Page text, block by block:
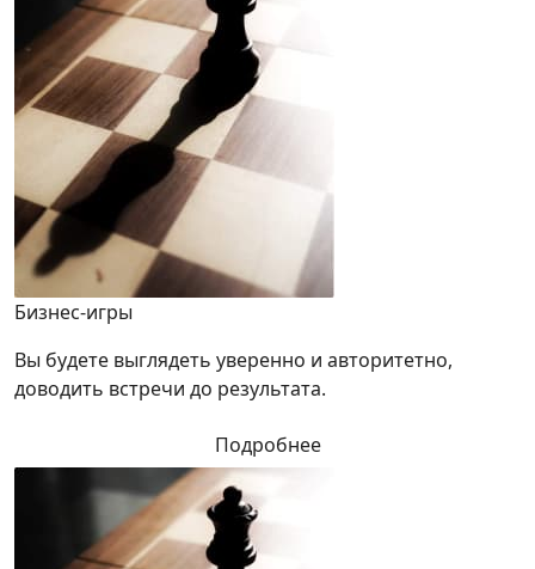
Бизнес-игры
Вы будете выглядеть уверенно и авторитетно,
доводить встречи до результата.
Подробнее